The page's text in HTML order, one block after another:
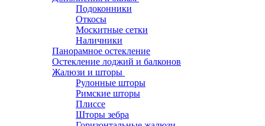
Подоконники
Откосы
Москитные сетки
Наличники
Панорамное остекление
Остекление лоджий и балконов
Жалюзи и шторы
Рулонные шторы
Римские шторы
Плиссе
Шторы зебра